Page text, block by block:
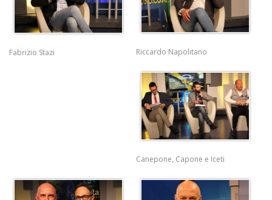
Fabrizio Stazi Riccardo Napolitano
Canepone, Capone e Iceti